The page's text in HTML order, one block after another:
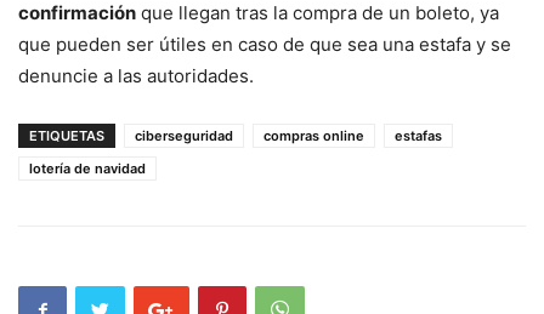
confirmación que llegan tras la compra de un boleto, ya
que pueden ser útiles en caso de que sea una estafa y se
denuncie a las autoridades.
ETIQUETAS ciberseguridad compras online
estafas
lotería de navidad